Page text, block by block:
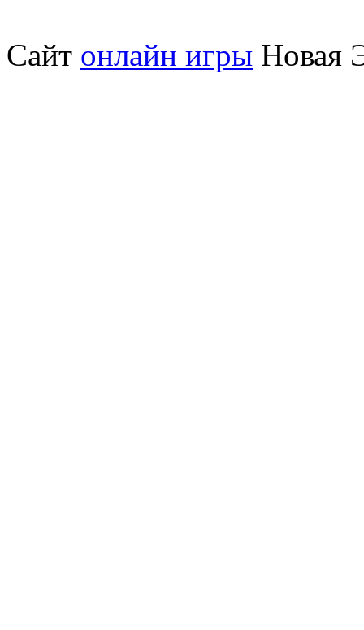
Сайт онлайн игры Новая